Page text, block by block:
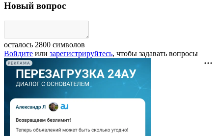
Новый вопрос
осталось 2800 символов
Войдите или зарегистрируйтесь, чтобы задавать вопросы
РЕКЛАМА